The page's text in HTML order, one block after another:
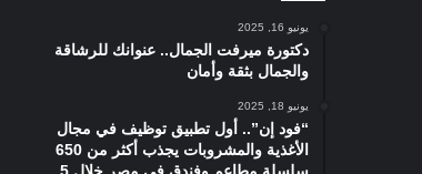
يونيو 16, 2025
دكتورة ميرفت الجمال.. عنوانك للرشاقة
والجمال بثقة وأمان
يونيو 18, 2025
“فود إن”.. أول تطبيق توظيف في مجال
الأغذية والمشروبات يجذب أكثر من 650